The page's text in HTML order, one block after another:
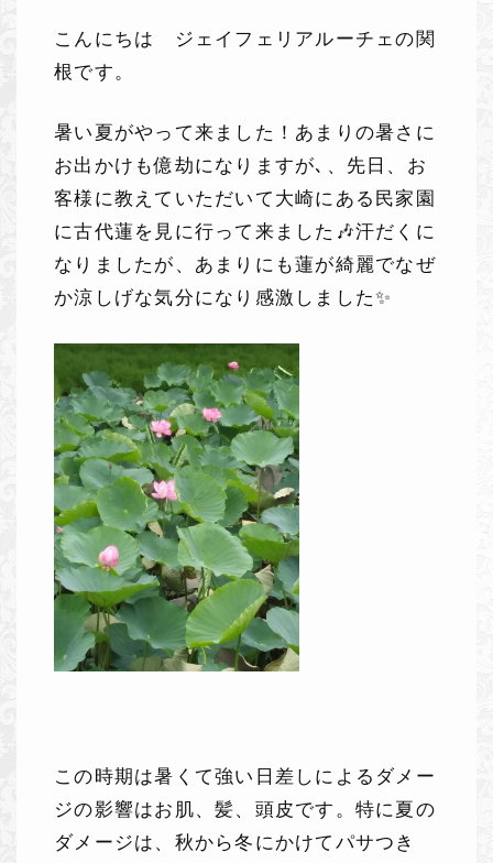
こんにちは ジェイフェリアルーチェの関
根です。
暑い夏がやって来ました！あまりの暑さに
お出かけも億劫になりますが､、先日、お
客様に教えていただいて大崎にある民家園
に古代蓮を見に行って来ました🎶汗だくに
なりましたが、あまりにも蓮が綺麗でなぜ
か涼しげな気分になり感激しました✨
この時期は暑くて強い日差しによるダメー
ジの影響はお肌、髪、頭皮です。特に夏の
ダメージは、秋から冬にかけてパサつき